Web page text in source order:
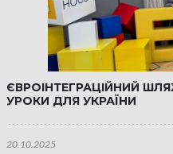
ЄВРОІНТЕГРАЦІЙНИЙ
УРОКИ ДЛЯ УКРАЇНИ
20.10.2025